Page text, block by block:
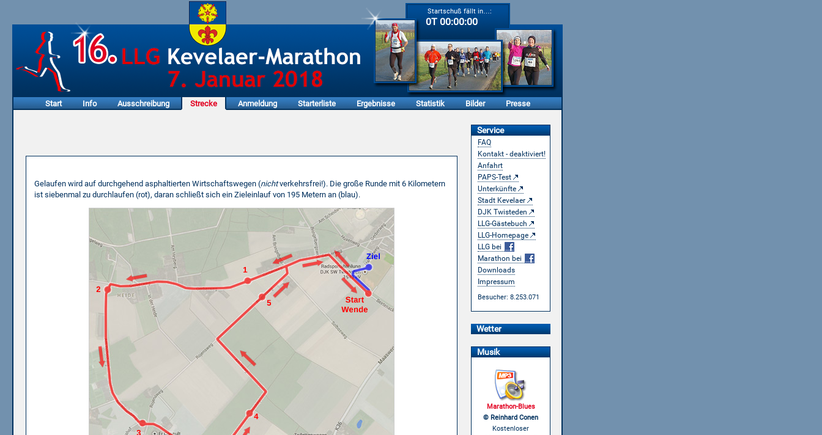
Startschuß fällt in…:
0T 00:00:00
Start Info Ausschreibung Strecke Anmeldung Starterliste Ergebnisse Statistik Bilder Presse
Service
FAQ
Kontakt - deaktiviert!
Anfahrt
PAPS-Test
Unterkünfte
Stadt Kevelaer
DJK Twisteden
LLG-Gästebuch
LLG-Homepage
LLG bei
Marathon bei
Downloads
Impressum
Besucher: 8.253.071
Wetter
Musik
Marathon-Blues
© Reinhard Conen
Kostenloser
Gelaufen wird auf durchgehend asphaltierten Wirtschaftswegen (nichtverkehrsfrei!). Die große Runde mit 6 Kilometern
ist siebenmal zu durchlaufen (rot), daran schließt sich ein Zieleinlauf von 195 Metern an (blau).